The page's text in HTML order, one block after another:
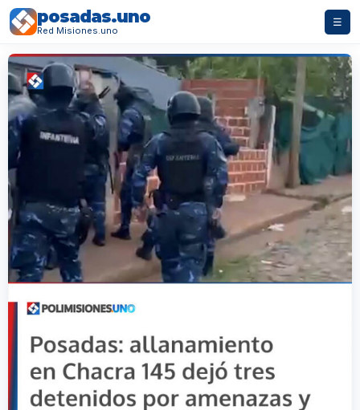
posadas.uno
Red Misiones.uno
☰